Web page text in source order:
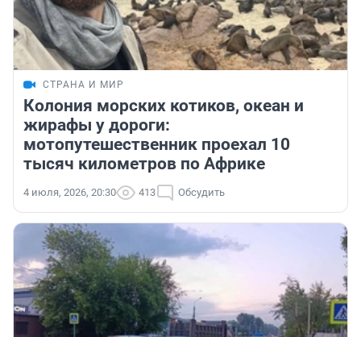
СТРАНА И МИР
Колония морских котиков, океан и
жирафы у дороги:
мотопутешественник проехал 10
тысяч километров по Африке
4 июля, 2026, 20:30 413 Обсудить